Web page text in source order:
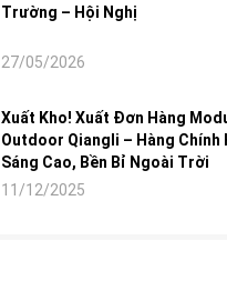
Trường – Hội Nghị
27/05/2026
Xuất Kho! Xuất Đơn Hàng
Outdoor Qiangli – Hàng Chính
Sáng Cao, Bền Bỉ Ngoài Trời
11/12/2025